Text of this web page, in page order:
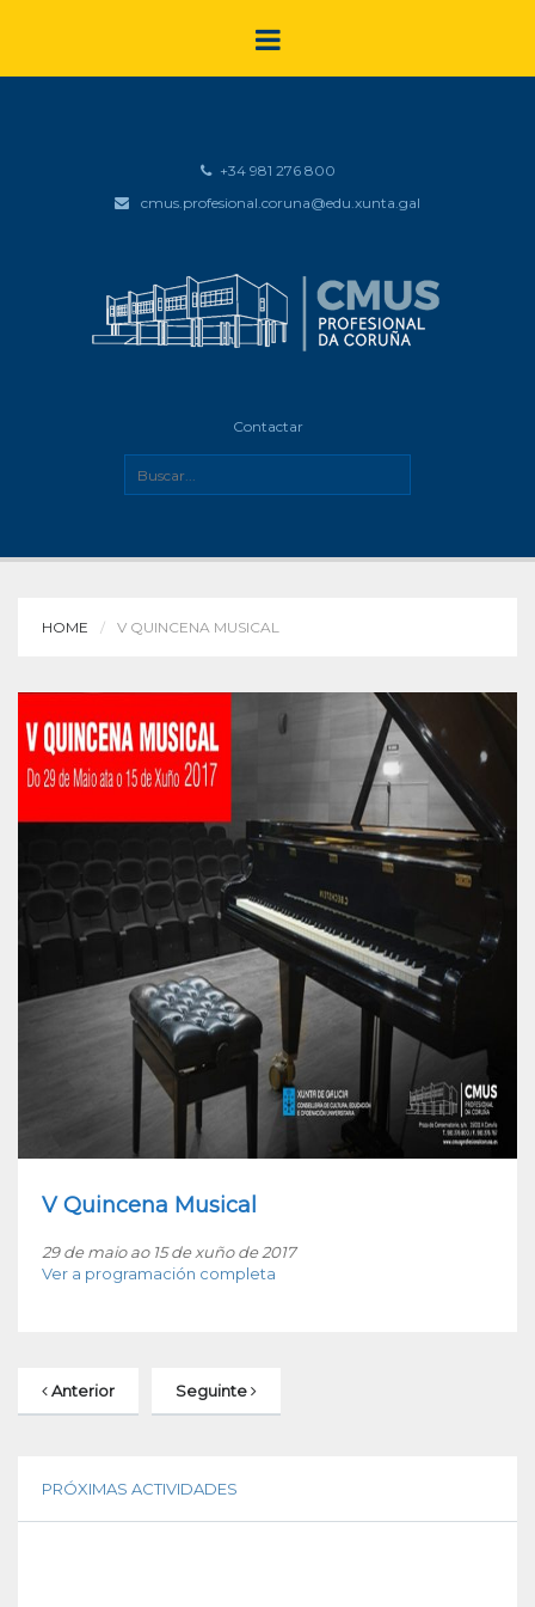
+34 981 276 800
cmus.profesional.coruna@edu.xunta.gal
Contactar
HOME V QUINCENA MUSICAL
V Quincena Musical
29 de maio ao 15 de xuño de 2017
Ver a programación completa
Anterior Seguinte
PRÓXIMAS ACTIVIDADES